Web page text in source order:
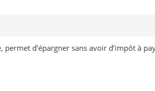
d’épargner sans avoir d’impôt à